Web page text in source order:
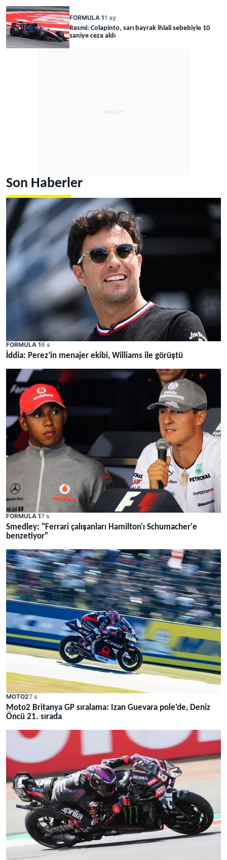
FORMULA 11 ay
Resmi: Colapinto, sarı bayrak ihlali sebebiyle 10
saniye ceza aldı
Son Haberler
FORMULA 16 s
İddia: Perez’in menajer ekibi, Williams ile görüştü
FORMULA 17 s
Smedley: "Ferrari çalışanları Hamilton'ı Schumacher'e
benzetiyor"
MOTO27 s
Moto2 Britanya GP sıralama: Izan Guevara pole’de, Deniz
Öncü 21. sırada